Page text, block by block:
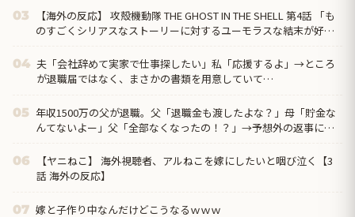
03
【海外の反応】 攻殻機動隊 THE GHOST IN THE SHELL 第4話 「も
のすごくシリアスなストーリーに対するユーモラスな結末が好
04 夫「会社辞めて実家で仕事探したい」私「応援するよ」→ところ
が退職届ではなく、まさかの書類を用意していて…
05 年収1500万の父が退職。父「退職金も渡したよな？」母「貯金な
んてないよー」父「全部なくなったの！？」→予想外の返事に家
06
【ヤニねこ】 海外視聴者、アルねこを嫁にしたいと咽び泣く【3
話 海外の反応】
07 嫁と子作り中なんだけどこうなるｗｗｗ